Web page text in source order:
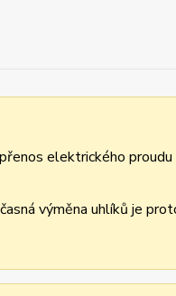
elektrického
výměna uhlíků je